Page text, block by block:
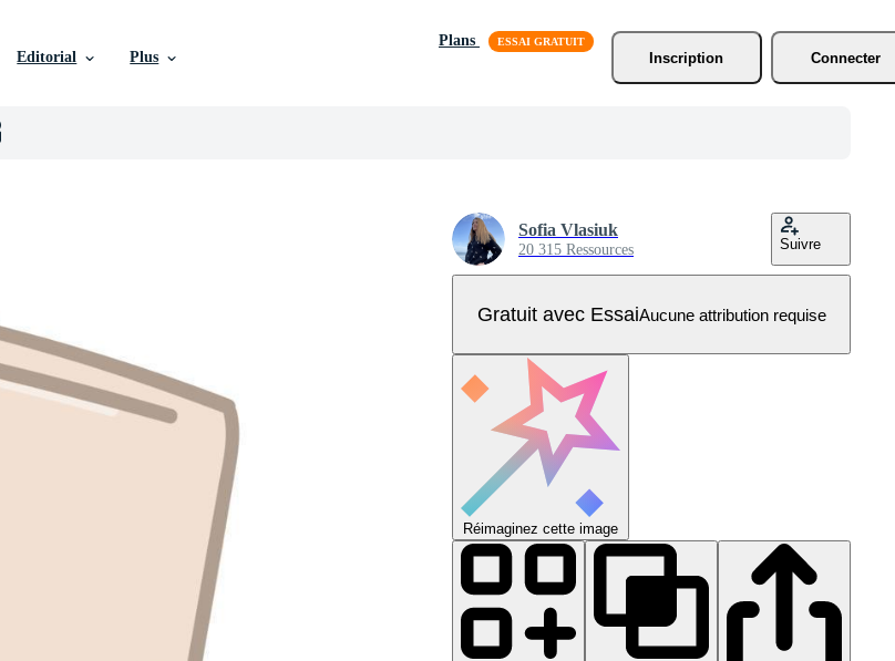
Editorial Plus
Plans
Inscription
Connecter
Sofia Vlasiuk
20 315 Ressources Suivre
Gratuit avec EssaiAucune attribution requise
Réimaginez cette image